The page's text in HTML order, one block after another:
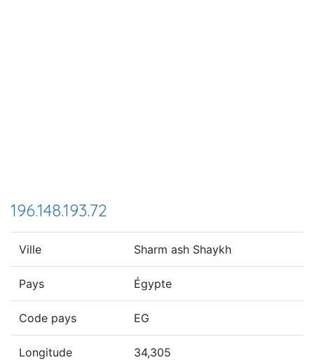
196.148.193.72
Ville Sharm ash Shaykh
Pays Égypte
Code pays EG
Longitude 34,305